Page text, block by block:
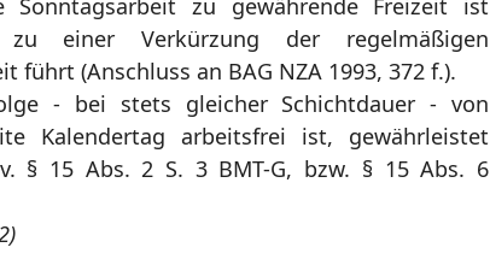
einer Verkürzung der regelmäßigen
(Anschluss an BAG NZA 1993, 372 f.).
- bei stets gleicher Schichtdauer - von
Kalendertag arbeitsfrei ist, gewährleistet
§ 15 Abs. 2 S. 3 BMT-G, bzw. § 15 Abs. 6